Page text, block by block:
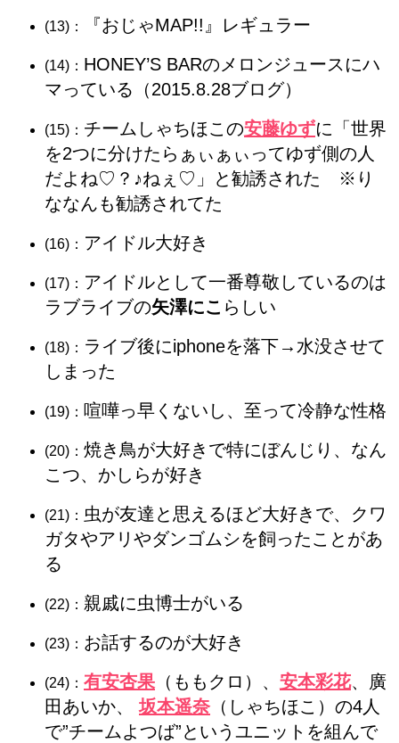
(13)： 『おじゃMAP!!』レギュラー
(14)： HONEY’S BARのメロンジュースにハ
マっている（2015.8.28ブログ）
(15)： チームしゃちほこの安藤ゆずに「世界
を2つに分けたらぁぃぁぃってゆず側の人
だよね♡？♪ねぇ♡」と勧誘された ※り
ななんも勧誘されてた
(16)： アイドル大好き
(17)： アイドルとして一番尊敬しているのは
ラブライブの矢澤にこ らしい
(18)： ライブ後にiphoneを落下→水没させて
しまった
(19)： 喧嘩っ早くないし、至って冷静な性格
(20)： 焼き鳥が大好きで特にぼんじり、なん
こつ、かしらが好き
(21)： 虫が友達と思えるほど大好きで、クワ
ガタやアリやダンゴムシを飼ったことがあ
る
(22)： 親戚に虫博士がいる
(23)： お話するのが大好き
(24)： 有安杏果 （ももクロ）、 安本彩花、廣
田あいか、坂本遥奈（しゃちほこ）の4人
で”チームよつば”というユニットを組んで